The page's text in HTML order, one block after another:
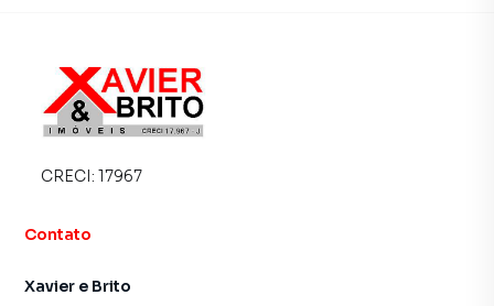
CRECI: 17967
Contato
Xavier e Brito